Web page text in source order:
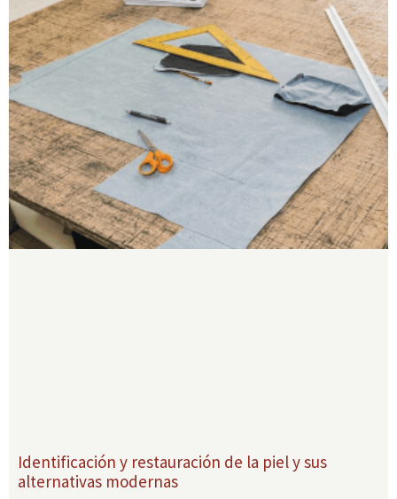
Identificación y restauración de la piel y sus
alternativas modernas